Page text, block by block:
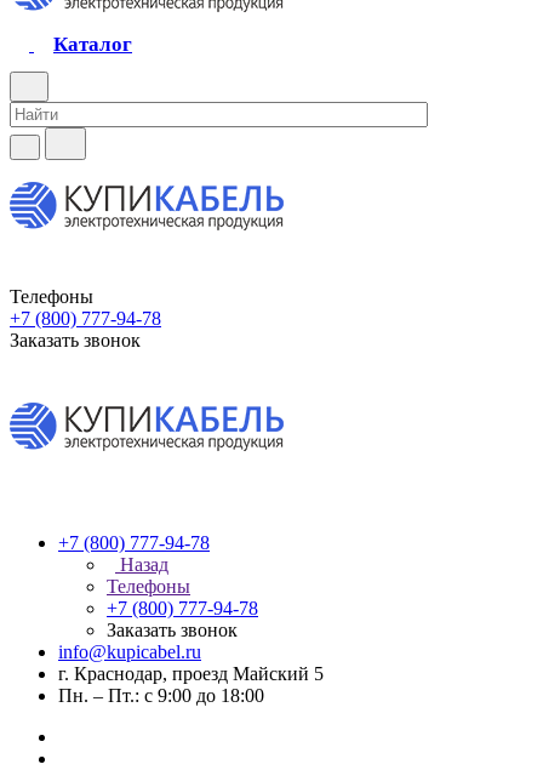
Каталог
Телефоны
+7 (800) 777-94-78
Заказать звонок
+7 (800) 777-94-78
Назад
Телефоны
+7 (800) 777-94-78
Заказать звонок
info@kupicabel.ru
г. Краснодар, проезд Майский 5
Пн. – Пт.: с 9:00 до 18:00